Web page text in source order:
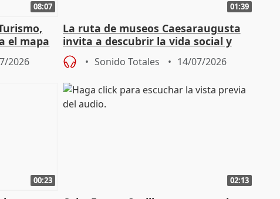
08:07
el mapa
2026
01:39
La ruta de museos Caesaraugusta
invita a descubrir la vida social y
económica de la Zaragoza ro
Sonido Totales 14/07/2026
00:23 02:13